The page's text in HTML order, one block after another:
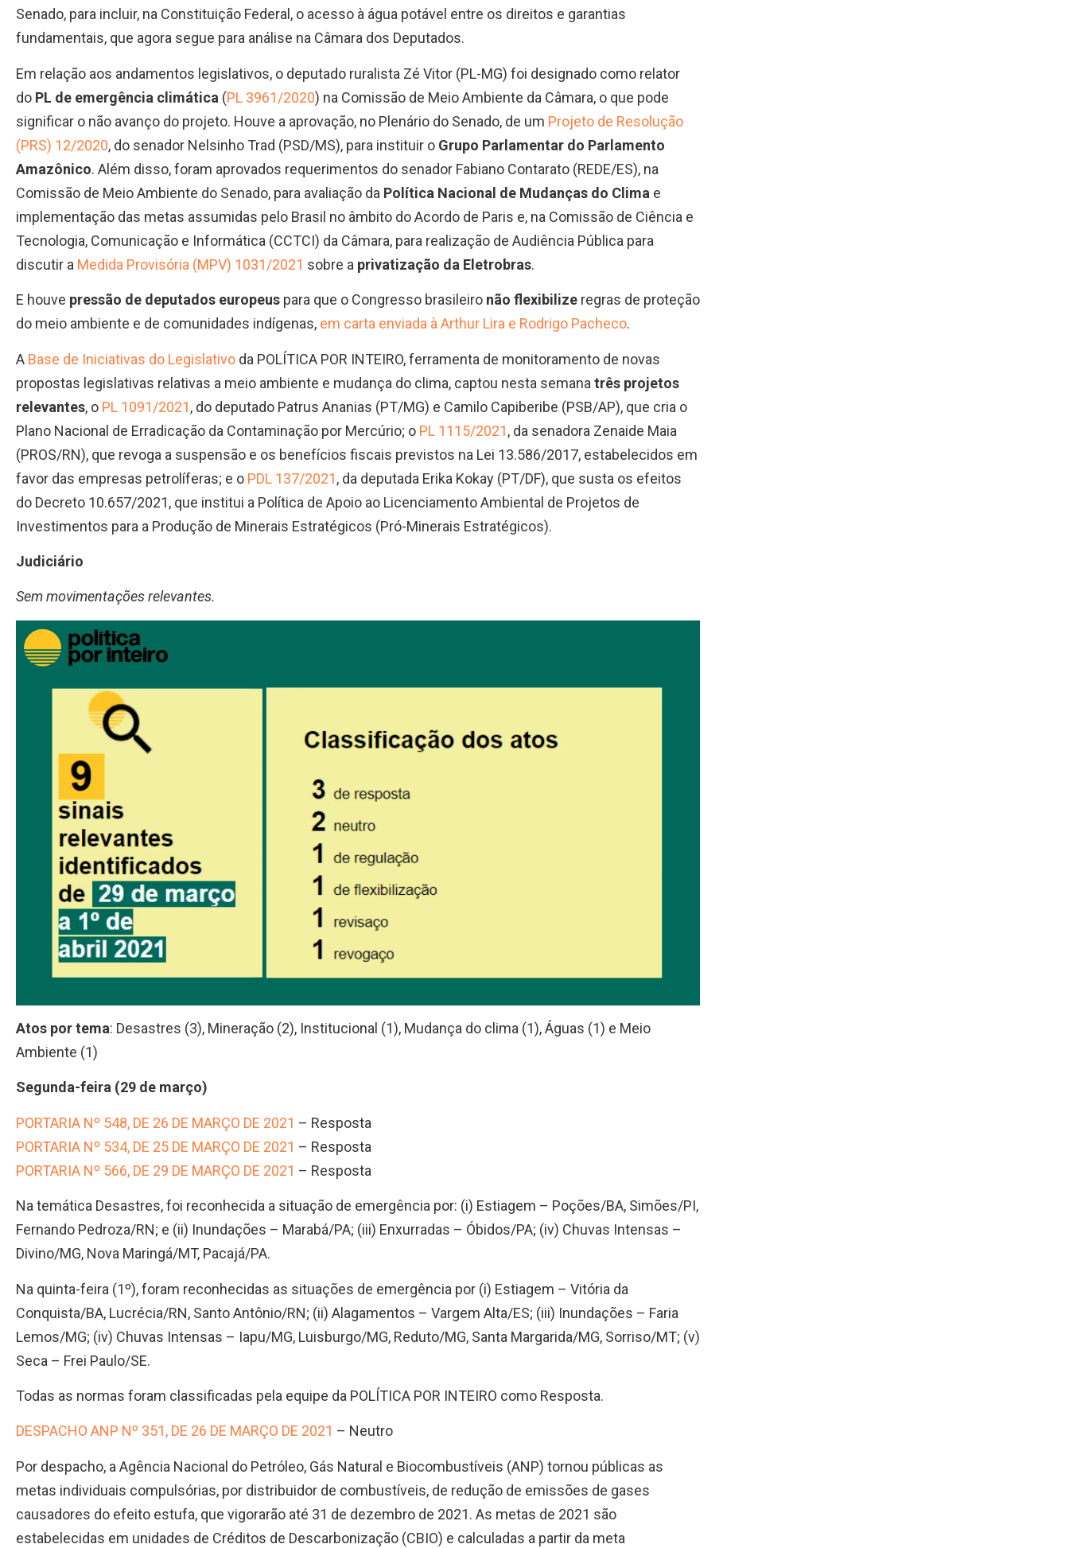
Senado, para incluir, na Constituição Federal, o acesso à água potável entre os direitos e garantias
fundamentais, que agora segue para análise na Câmara dos Deputados.
Em relação aos andamentos legislativos, o deputado ruralista Zé Vitor (PL-MG) foi designado como relator
do PL de emergência climática (PL 3961/2020) na Comissão de Meio Ambiente da Câmara, o que pode
significar o não avanço do projeto. Houve a aprovação, no Plenário do Senado, de um Projeto de Resolução
(PRS) 12/2020, do senador Nelsinho Trad (PSD/MS), para instituir o Grupo Parlamentar do Parlamento
Amazônico. Além disso, foram aprovados requerimentos do senador Fabiano Contarato (REDE/ES), na
Comissão de Meio Ambiente do Senado, para avaliação da Política Nacional de Mudanças do Clima e
implementação das metas assumidas pelo Brasil no âmbito do Acordo de Paris e, na Comissão de Ciência e
Tecnologia, Comunicação e Informática (CCTCI) da Câmara, para realização de Audiência Pública para
discutir a Medida Provisória (MPV) 1031/2021 sobre a privatização da Eletrobras.
E houve pressão de deputados europeus para que o Congresso brasileiro não flexibilize regras de proteção
do meio ambiente e de comunidades indígenas, em carta enviada à Arthur Lira e Rodrigo Pacheco.
A Base de Iniciativas do Legislativo da POLÍTICA POR INTEIRO, ferramenta de monitoramento de novas
propostas legislativas relativas a meio ambiente e mudança do clima, captou nesta semana três projetos
relevantes, o PL 1091/2021, do deputado Patrus Ananias (PT/MG) e Camilo Capiberibe (PSB/AP), que cria o
Plano Nacional de Erradicação da Contaminação por Mercúrio; o PL 1115/2021, da senadora Zenaide Maia
(PROS/RN), que revoga a suspensão e os benefícios fiscais previstos na Lei 13.586/2017, estabelecidos em
favor das empresas petrolíferas; e o PDL 137/2021, da deputada Erika Kokay (PT/DF), que susta os efeitos
do Decreto 10.657/2021, que institui a Política de Apoio ao Licenciamento Ambiental de Projetos de
Investimentos para a Produção de Minerais Estratégicos (Pró-Minerais Estratégicos).
Judiciário
Sem movimentações relevantes.
Atos por tema: Desastres (3), Mineração (2), Institucional (1), Mudança do clima (1), Águas (1) e Meio
Ambiente (1)
Segunda-feira (29 de março)
PORTARIA Nº 548, DE 26 DE MARÇO DE 2021 – Resposta
PORTARIA Nº 534, DE 25 DE MARÇO DE 2021 – Resposta
PORTARIA Nº 566, DE 29 DE MARÇO DE 2021 – Resposta
Na temática Desastres, foi reconhecida a situação de emergência por: (i) Estiagem – Poções/BA, Simões/PI,
Fernando Pedroza/RN; e (ii) Inundações – Marabá/PA; (iii) Enxurradas – Óbidos/PA; (iv) Chuvas Intensas –
Divino/MG, Nova Maringá/MT, Pacajá/PA.
Na quinta-feira (1º), foram reconhecidas as situações de emergência por (i) Estiagem – Vitória da
Conquista/BA, Lucrécia/RN, Santo Antônio/RN; (ii) Alagamentos – Vargem Alta/ES; (iii) Inundações – Faria
Lemos/MG; (iv) Chuvas Intensas – Iapu/MG, Luisburgo/MG, Reduto/MG, Santa Margarida/MG, Sorriso/MT; (v)
Seca – Frei Paulo/SE.
Todas as normas foram classificadas pela equipe da POLÍTICA POR INTEIRO como Resposta.
DESPACHO ANP Nº 351, DE 26 DE MARÇO DE 2021 – Neutro
Por despacho, a Agência Nacional do Petróleo, Gás Natural e Biocombustíveis (ANP) tornou públicas as
metas individuais compulsórias, por distribuidor de combustíveis, de redução de emissões de gases
causadores do efeito estufa, que vigorarão até 31 de dezembro de 2021. As metas de 2021 são
estabelecidas em unidades de Créditos de Descarbonização (CBIO) e calculadas a partir da meta